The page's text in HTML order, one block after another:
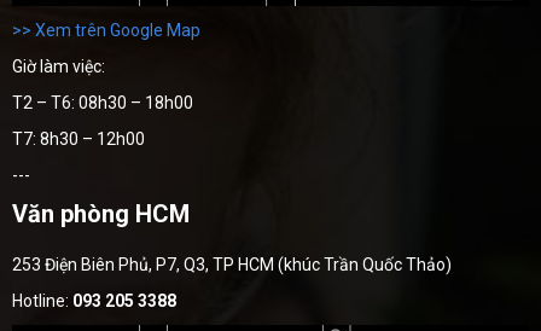
>> Xem trên Google Map
Giờ làm việc:
T2 – T6: 08h30 – 18h00
T7: 8h30 – 12h00
---
Văn phòng HCM
253 Điện Biên Phủ, P7, Q3, TP HCM (khúc Trần Quốc Thảo)
Hotline: 093 205 3388